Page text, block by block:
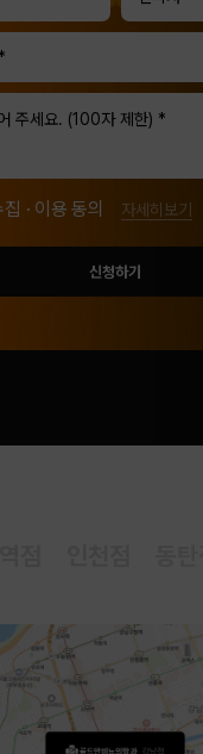
· 이용 동의 자세히보기
신청하기